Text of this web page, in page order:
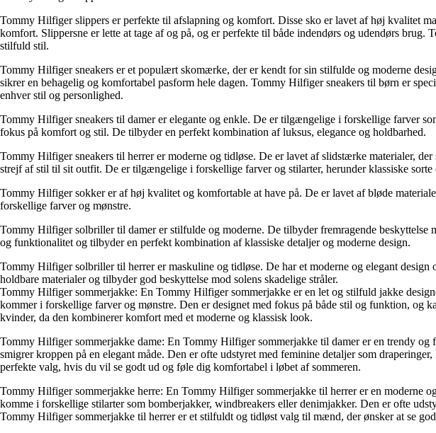
Tommy Hilfiger slippers er perfekte til afslapning og komfort. Disse sko er lavet af høj kvalitet
komfort. Slippersne er lette at tage af og på, og er perfekte til både indendørs og udendørs
stilfuld stil.
Tommy Hilfiger sneakers er et populært skomærke, der er kendt for sin stilfulde og moderne
sikrer en behagelig og komfortabel pasform hele dagen. Tommy Hilfiger sneakers til børn er
enhver stil og personlighed.
Tommy Hilfiger sneakers til damer er elegante og enkle. De er tilgængelige i forskellige farver
fokus på komfort og stil. De tilbyder en perfekt kombination af luksus, elegance og holdbarhed.
Tommy Hilfiger sneakers til herrer er moderne og tidløse. De er lavet af slidstærke materialer,
strejf af stil til sit outfit. De er tilgængelige i forskellige farver og stilarter, herunder klassiske sorte
Tommy Hilfiger sokker er af høj kvalitet og komfortable at have på. De er lavet af bløde
forskellige farver og mønstre.
Tommy Hilfiger solbriller til damer er stilfulde og moderne. De tilbyder fremragende beskyttelse
og funktionalitet og tilbyder en perfekt kombination af klassiske detaljer og moderne design.
Tommy Hilfiger solbriller til herrer er maskuline og tidløse. De har et moderne og elegant
holdbare materialer og tilbyder god beskyttelse mod solens skadelige stråler.
Tommy Hilfiger sommerjakke: En Tommy Hilfiger sommerjakke er en let og stilfuld jakke
kommer i forskellige farver og mønstre. Den er designet med fokus på både stil og funktion,
kvinder, da den kombinerer komfort med et moderne og klassisk look.
Tommy Hilfiger sommerjakke dame: En Tommy Hilfiger sommerjakke til damer er en trendy
smigrer kroppen på en elegant måde. Den er ofte udstyret med feminine detaljer som
perfekte valg, hvis du vil se godt ud og føle dig komfortabel i løbet af sommeren.
Tommy Hilfiger sommerjakke herre: En Tommy Hilfiger sommerjakke til herrer er en moderne
komme i forskellige stilarter som bomberjakker, windbreakers eller denimjakker. Den er ofte
Tommy Hilfiger sommerjakke til herrer er et stilfuldt og tidløst valg til mænd, der ønsker at se